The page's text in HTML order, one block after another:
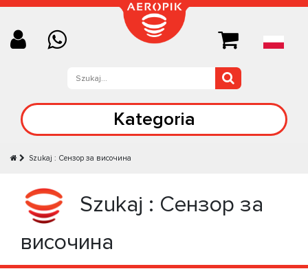
Kategoria
Szukaj : Сензор за височина
Szukaj : Сензор за
височина